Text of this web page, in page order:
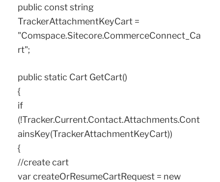
public const string
TrackerAttachmentKeyCart =
"Comspace.Sitecore.CommerceConnect_Ca
rt";
public static Cart GetCart()
{
if
(!Tracker.Current.Contact.Attachments.Cont
ainsKey(TrackerAttachmentKeyCart))
{
//create cart
var createOrResumeCartRequest = new